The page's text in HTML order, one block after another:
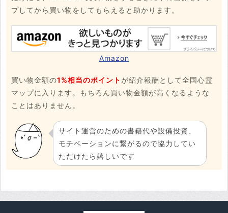
プしてから買い物をしてもらえると助かります。
Amazon
買い物金額の1%相当のポイント が紹介報酬として全国心霊
マップに入ります。もちろん買い物金額が高くなるような
ことはありません。
サイト運営のための書籍代や設備投資、
モチベーションに繋がるので協力してい
ただけたら嬉しいです